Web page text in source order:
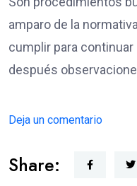
amparo de la
cumplir para
después
Deja un comentario
Share: